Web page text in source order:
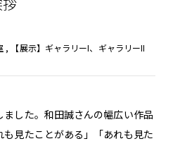
, 【展示】ギャラリーI、ギャラリーII
した。和田誠さんの幅広い作品
見たことがある」「あれも見た